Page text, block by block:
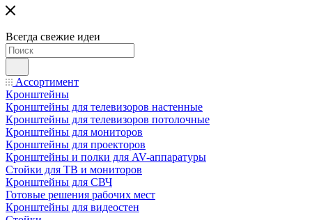
Всегда свежие идеи
Ассортимент
Кронштейны
Кронштейны для телевизоров настенные
Кронштейны для телевизоров потолочные
Кронштейны для мониторов
Кронштейны для проекторов
Кронштейны и полки для AV-аппаратуры
Стойки для ТВ и мониторов
Кронштейны для СВЧ
Готовые решения рабочих мест
Кронштейны для видеостен